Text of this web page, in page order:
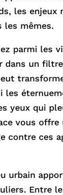
les enjeux
les mêmes.
parmi les
dans un
les
yeux qui
vous offre
contre ces
urbain
Entre